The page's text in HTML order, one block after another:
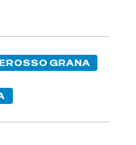
GRANA